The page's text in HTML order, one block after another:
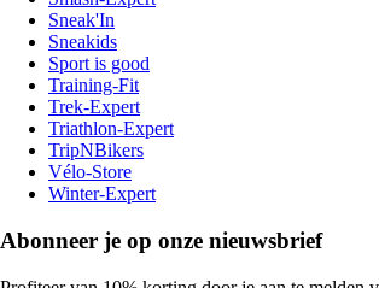
Sneak'In
Sneakids
Sport is good
Training-Fit
Trek-Expert
Triathlon-Expert
TripNBikers
Vélo-Store
Winter-Expert
Abonneer je op onze nieuwsbrief